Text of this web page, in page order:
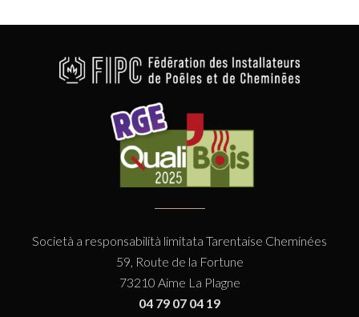
Società a responsabilità limitata Tarentaise Cheminées
59, Route de la Fortune
73210 Aime La Plagne
04 79 07 04 19